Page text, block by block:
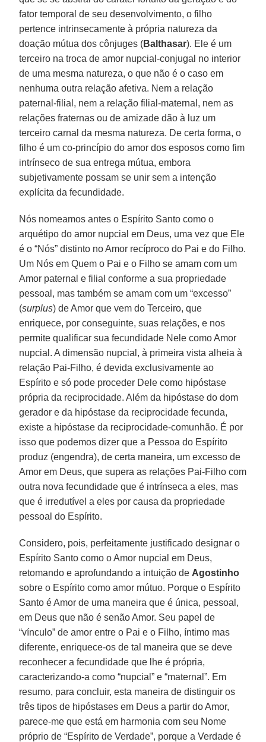
fator temporal de seu desenvolvimento, o filho
pertence intrinsecamente à própria natureza da
doação mútua dos cônjuges (Balthasar). Ele é um
terceiro na troca de amor nupcial-conjugal no interior
de uma mesma natureza, o que não é o caso em
nenhuma outra relação afetiva. Nem a relação
paternal-filial, nem a relação filial-maternal, nem as
relações fraternas ou de amizade dão à luz um
terceiro carnal da mesma natureza. De certa forma, o
filho é um co-princípio do amor dos esposos como fim
intrínseco de sua entrega mútua, embora
subjetivamente possam se unir sem a intenção
explícita da fecundidade.
Nós nomeamos antes o Espírito Santo como o
arquétipo do amor nupcial em Deus, uma vez que Ele
é o “Nós” distinto no Amor recíproco do Pai e do Filho.
Um Nós em Quem o Pai e o Filho se amam com um
Amor paternal e filial conforme a sua propriedade
pessoal, mas também se amam com um “excesso”
(surplus) de Amor que vem do Terceiro, que
enriquece, por conseguinte, suas relações, e nos
permite qualificar sua fecundidade Nele como Amor
nupcial. A dimensão nupcial, à primeira vista alheia à
relação Pai-Filho, é devida exclusivamente ao
Espírito e só pode proceder Dele como hipóstase
própria da reciprocidade. Além da hipóstase do dom
gerador e da hipóstase da reciprocidade fecunda,
existe a hipóstase da reciprocidade-comunhão. É por
isso que podemos dizer que a Pessoa do Espírito
produz (engendra), de certa maneira, um excesso de
Amor em Deus, que supera as relações Pai-Filho com
outra nova fecundidade que é intrínseca a eles, mas
que é irredutível a eles por causa da propriedade
pessoal do Espírito.
Considero, pois, perfeitamente justificado designar o
Espírito Santo como o Amor nupcial em Deus,
retomando e aprofundando a intuição de Agostinho
sobre o Espírito como amor mútuo. Porque o Espírito
Santo é Amor de uma maneira que é única, pessoal,
em Deus que não é senão Amor. Seu papel de
“vínculo” de amor entre o Pai e o Filho, íntimo mas
diferente, enriquece-os de tal maneira que se deve
reconhecer a fecundidade que lhe é própria,
caracterizando-a como “nupcial” e “maternal”. Em
resumo, para concluir, esta maneira de distinguir os
três tipos de hipóstases em Deus a partir do Amor,
parece-me que está em harmonia com seu Nome
próprio de “Espírito de Verdade”, porque a Verdade é